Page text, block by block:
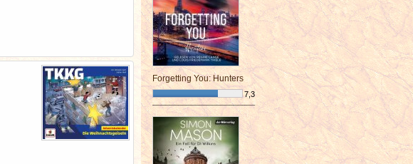
Forgetting You: Hunters
7,3
¯¯¯¯¯¯¯¯¯¯¯¯¯¯¯¯¯¯¯¯¯¯¯¯